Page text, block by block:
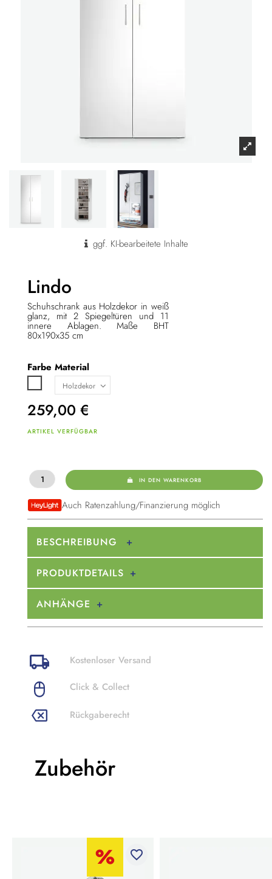
ggf. KI-bearbeitete Inhalte
Lindo
Schuhschrank aus Holzdekor in weiß
glanz, mit 2 Spiegeltüren und 11
innere Ablagen. Maße BHT
80x190x35 cm
Farbe Material
259,00 €
ARTIKEL VERFÜGBAR
IN DEN WARENKORB
Auch Ratenzahlung/Finanzierung möglich
BESCHREIBUNG
PRODUKTDETAILS
ANHÄNGE
Kostenloser Versand
Click & Collect
Rückgaberecht
Zubehör
favorite_border